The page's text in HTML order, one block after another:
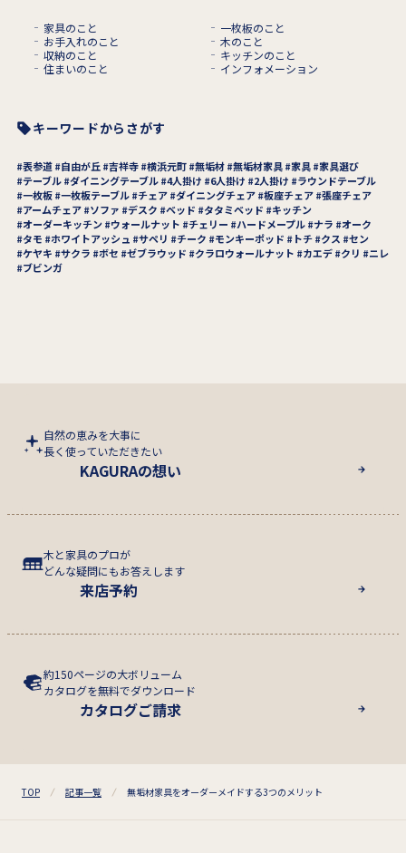
家具のこと
一枚板のこと
お手入れのこと
木のこと
収納のこと
キッチンのこと
住まいのこと
インフォメーション
キーワードからさがす
表参道 自由が丘 吉祥寺 横浜元町 無垢材 無垢材家具 家具
家具選び
テーブル ダイニングテーブル 4人掛け 6人掛け 2人掛け
ラウンドテーブル
一枚板 一枚板テーブル チェア ダイニングチェア 板座チェア 張座チェア
アームチェア
ソファ デスク ベッド タタミベッド
キッチン
オーダーキッチン
ウォールナット チェリー ハードメープル ナラ
オーク
タモ
ホワイトアッシュ サペリ チーク モンキーポッド トチ クス
セン
ケヤキ
サクラ ボセ ゼブラウッド クラロウォールナット カエデ クリ
ニレ
ブビンガ
自然の恵みを大事に
長く使っていただきたい
KAGURAの想い
木と家具のプロが
どんな疑問にもお答えします
来店予約
約150ページの大ボリューム
カタログを無料でダウンロード
カタログご請求
TOP 記事一覧 無垢材家具をオーダーメイドする3つのメリット